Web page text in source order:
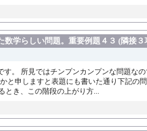
数学らしい問題。重要例題４３ (隣接
す。 所見ではチンプンカンプンな問題
と申しますと表題にも書いた通り下記
とき、この階段の上がり方...